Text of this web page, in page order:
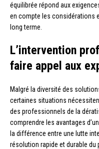
équilibrée répond aux
en compte les considérations
long terme.
L’intervention
faire appel aux
Malgré la diversité des
certaines situations
des professionnels de la
comprendre les avantages
la différence entre une lutte
résolution rapide et durable du